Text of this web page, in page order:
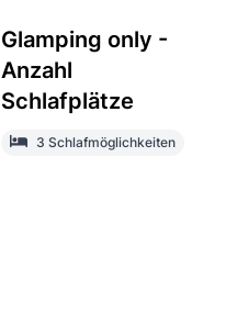
Glamping only -
Anzahl
Schlafplätze
3 Schlafmöglichkeiten